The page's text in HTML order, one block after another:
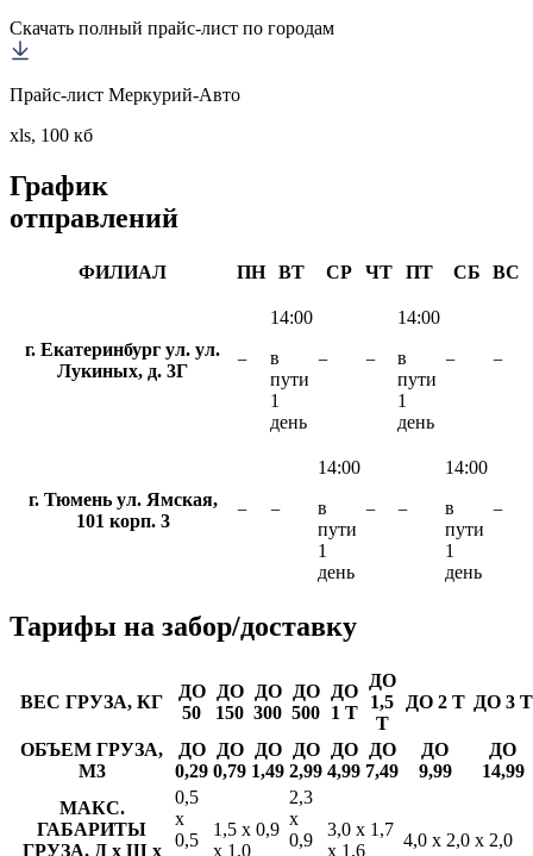
Скачать полный прайс-лист по городам
Прайс-лист Меркурий-Авто
xls, 100 кб
График
отправлений
ФИЛИАЛ ПН ВТ СР ЧТ ПТ СБ ВС
г. Екатеринбург ул. ул.
Лукиных, д. 3Г
−
14:00
в
пути
1
день
− −
14:00
в
пути
1
день
− −
г. Тюмень ул. Ямская,
101 корп. 3
− −
14:00
в
пути
1
день
− −
14:00
в
пути
1
день
−
Тарифы на забор/доставку
ВЕС ГРУЗА, КГ
ДО
50
ДО
150
ДО
300
ДО
500
ДО
1 Т
ДО
1,5
Т
ДО 2 Т ДО 3 Т
ОБЪЕМ ГРУЗА,
М3
ДО
0,29
ДО
0,79
ДО
1,49
ДО
2,99
ДО
4,99
ДО
7,49
ДО
9,99
ДО
14,99
МАКС.
ГАБАРИТЫ
ГРУЗА, Д х Ш х
0,5
х
0,5
1,5 х 0,9
х 1,0
2,3
х
0,9
3,0 х 1,7
х 1,6
4,0 х 2,0 х 2,0